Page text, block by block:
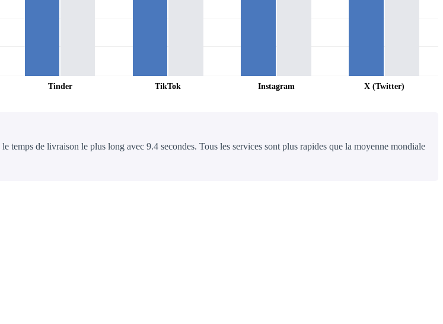
Tinder TikTok Instagram X (Twitter)
de livraison le plus long avec 9.4 secondes. Tous les services sont plus rapides que la moyenne mondiale